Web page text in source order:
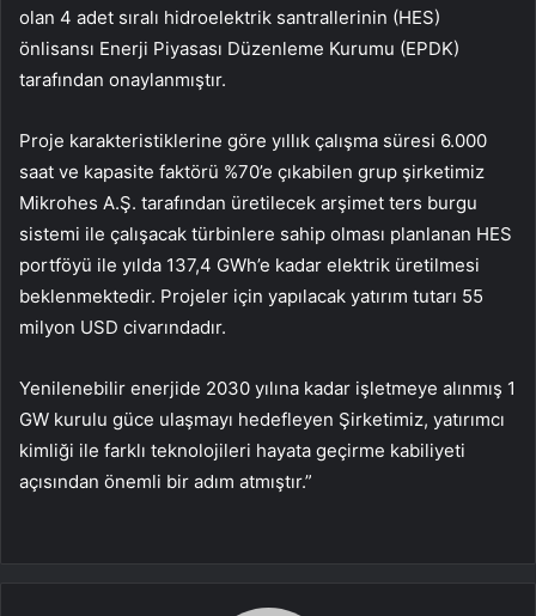
olan 4 adet sıralı hidroelektrik santrallerinin (HES)
önlisansı Enerji Piyasası Düzenleme Kurumu (EPDK)
tarafından onaylanmıştır.
Proje karakteristiklerine göre yıllık çalışma süresi 6.000
saat ve kapasite faktörü %70’e çıkabilen grup şirketimiz
Mikrohes A.Ş. tarafından üretilecek arşimet ters burgu
sistemi ile çalışacak türbinlere sahip olması planlanan HES
portföyü ile yılda 137,4 GWh’e kadar elektrik üretilmesi
beklenmektedir. Projeler için yapılacak yatırım tutarı 55
milyon USD civarındadır.
Yenilenebilir enerjide 2030 yılına kadar işletmeye alınmış 1
GW kurulu güce ulaşmayı hedefleyen Şirketimiz, yatırımcı
kimliği ile farklı teknolojileri hayata geçirme kabiliyeti
açısından önemli bir adım atmıştır.”